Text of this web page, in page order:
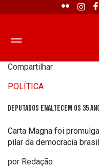
Compartilhar
POLÍTICA
Deputados enaltecem os 35
Carta Magna foi
pilar da democracia
por Redação